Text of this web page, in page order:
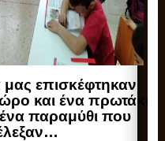
μας επισκέφτηκαν
και ένα πρωτάκι
παραμύθι που